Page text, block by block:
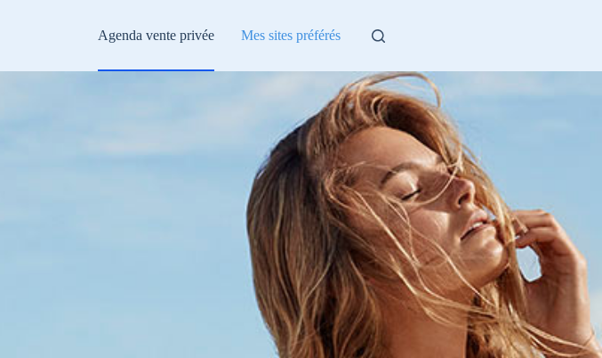
Agenda vente privée Mes sites préférés